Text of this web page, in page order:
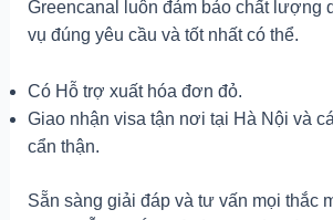
Greencanal luôn đảm bảo chất lượng
vụ đúng yêu cầu và tốt nhất có thể.
Có Hỗ trợ xuất hóa đơn đỏ.
Giao nhận visa tận nơi tại Hà Nội và
cẩn thận.
Sẵn sàng giải đáp và tư vấn mọi thắc